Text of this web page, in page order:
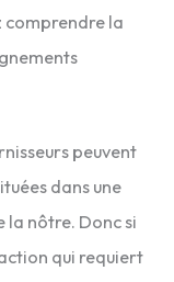
comprendre la
peuvent
dans une
nôtre. Donc si
qui requiert